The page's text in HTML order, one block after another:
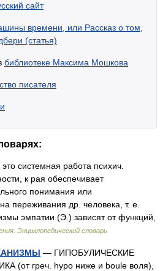
сайт
времени, или Рассказ о том,
(статья)
библиотеке Максима Мошкова
писателя
системная работа психич.
к рая обеспечивает
понимания или
переживания др. человека, т. е.
эмпатии (Э.) зависят от функций,
Энциклопедический словарь
— ГИПОБУЛИЧЕСКИЕ
греч. hypo ниже и boule воля),